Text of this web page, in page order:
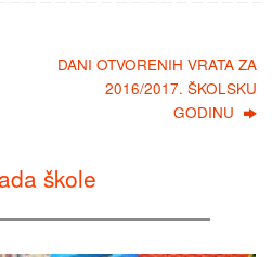
DANI OTVORENIH VRATA ZA
2016/2017. ŠKOLSKU
GODINU
škole